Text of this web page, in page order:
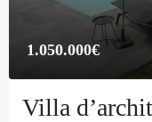
1.050.000€
Villa